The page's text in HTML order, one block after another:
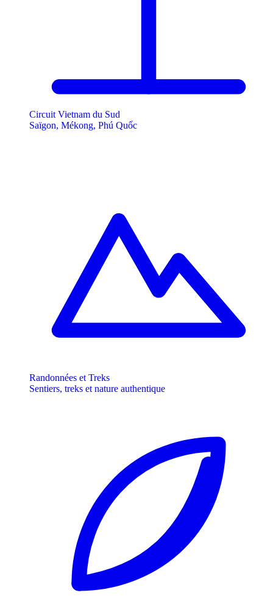
Circuit Vietnam du Sud
Saïgon, Mékong, Phú Quốc
Randonnées et Treks
Sentiers, treks et nature authentique